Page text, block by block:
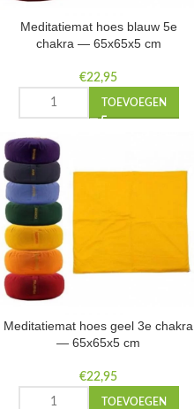
Meditatiemat hoes blauw 5e
chakra — 65x65x5 cm
€22,95
TOEVOEGEN
Meditatiemat hoes geel 3e chakra
— 65x65x5 cm
€22,95
TOEVOEGEN